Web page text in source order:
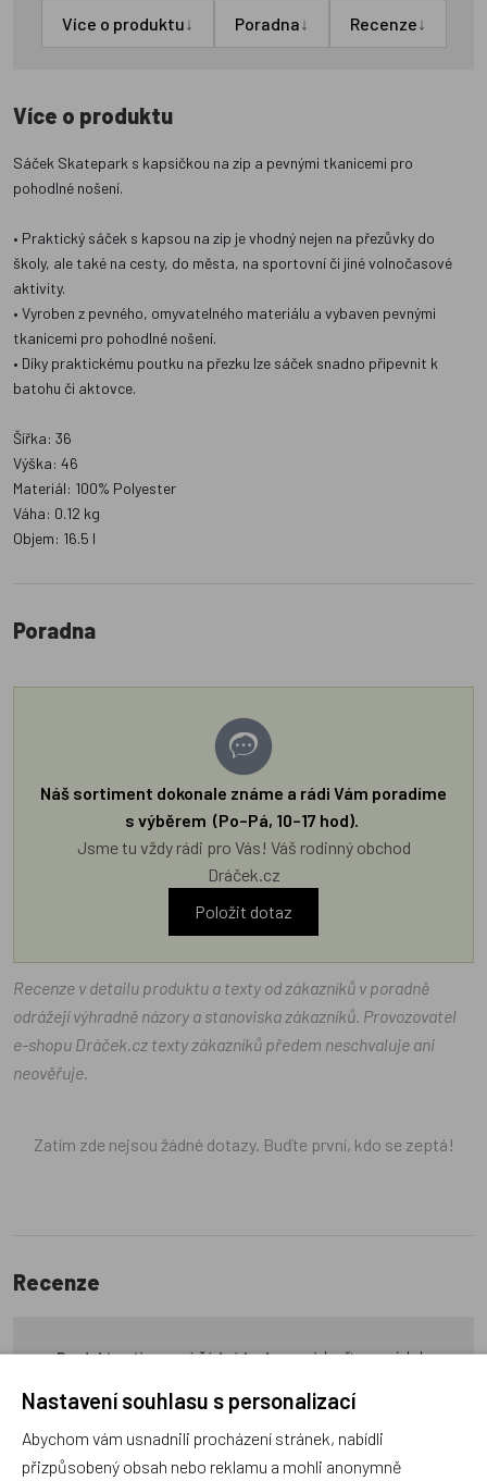
Více o produktu↓ Poradna↓ Recenze↓
Více o produktu
Sáček Skatepark s kapsičkou na zip a pevnými tkanicemi pro
pohodlné nošení.
• Praktický sáček s kapsou na zip je vhodný nejen na přezůvky do
školy, ale také na cesty, do města, na sportovní či jiné volnočasové
aktivity.
• Vyroben z pevného, omyvatelného materiálu a vybaven pevnými
tkanicemi pro pohodlné nošení.
• Díky praktickému poutku na přezku lze sáček snadno připevnit k
batohu či aktovce.
Šířka: 36
Výška: 46
Materiál: 100% Polyester
Váha: 0.12 kg
Objem: 16.5 l
Poradna
Náš sortiment dokonale známe a rádi Vám poradíme
s výběrem (Po–Pá, 10–17 hod).
Jsme tu vždy rádi pro Vás! Váš rodinný obchod
Dráček.cz
Položit dotaz
Recenze v detailu produktu a texty od zákazníků v poradně
odrážejí výhradně názory a stanoviska zákazníků. Provozovatel
e-shopu Dráček.cz texty zákazníků předem neschvaluje ani
neověřuje.
Zatím zde nejsou žádné dotazy. Buďte první, kdo se zeptá!
Recenze
Produkt zatím nemá žádné hodnocení,buďte první, kdo
Přidat hodnocení
Nastavení souhlasu s personalizací
Abychom vám usnadnili procházení stránek, nabídli
přizpůsobený obsah nebo reklamu a mohli anonymně